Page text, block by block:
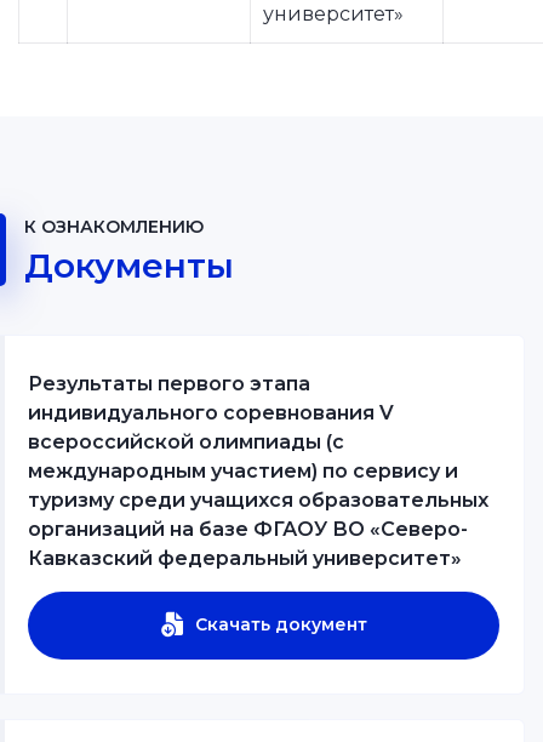
университет»
К ОЗНАКОМЛЕНИЮ
Документы
Результаты первого этапа
индивидуального соревнования V
всероссийской олимпиады (с
международным участием) по сервису и
туризму среди учащихся образовательных
организаций на базе ФГАОУ ВО «Северо-
Кавказский федеральный университет»
Скачать документ